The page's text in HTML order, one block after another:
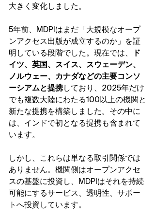
大きく変化しました。
5年前、MDPIはまだ「大規模なオープ
ンアクセス出版が成立するのか」を証
明している段階でした。現在では、
ド
イツ、英国、スイス、スウェーデン、
ノルウェー、カナダなどの主要コンソ
ーシアムと提携しており、2025年だけ
でも複数大陸にわたる100以上の機関と
新たな提携を構築しました。その中に
は、インドで初となる提携も含まれて
います。
しかし、これらは単なる取引関係では
ありません。機関側はオープンアクセ
スの基盤に投資し、MDPIはそれを持続
可能にするサービス、透明性、サポー
トへ投資しています。